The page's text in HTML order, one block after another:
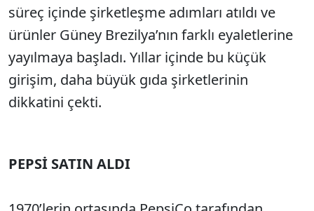
süreç içinde şirketleşme adımları atıldı ve
ürünler Güney Brezilya’nın farklı eyaletlerine
yayılmaya başladı. Yıllar içinde bu küçük
girişim, daha büyük gıda şirketlerinin
dikkatini çekti.
PEPSİ SATIN ALDI